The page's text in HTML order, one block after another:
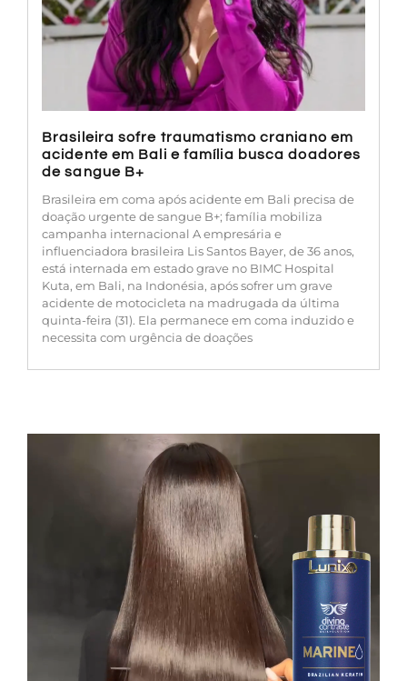
Brasileira sofre traumatismo craniano em
acidente em Bali e família busca doadores
de sangue B+
Brasileira em coma após acidente em Bali precisa de
doação urgente de sangue B+; família mobiliza
campanha internacional A empresária e
influenciadora brasileira Lis Santos Bayer, de 36 anos,
está internada em estado grave no BIMC Hospital
Kuta, em Bali, na Indonésia, após sofrer um grave
acidente de motocicleta na madrugada da última
quinta-feira (31). Ela permanece em coma induzido e
necessita com urgência de doações